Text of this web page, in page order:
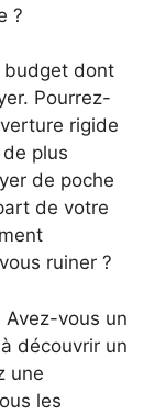
?
budget dont
Pourrez-
rigide
plus
de poche
de votre
ruiner ?
Avez-vous un
découvrir un
une
les